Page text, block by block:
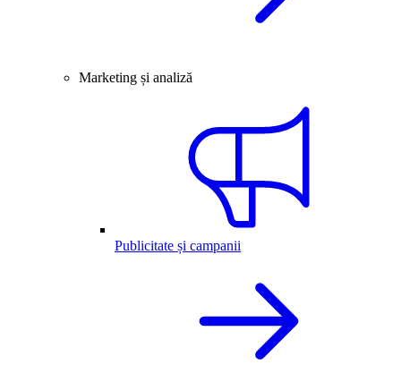
Marketing și analiză
Publicitate și campanii